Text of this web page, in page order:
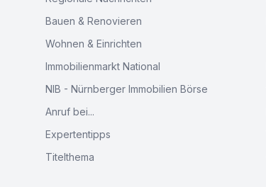
Bauen & Renovieren
Wohnen & Einrichten
Immobilienmarkt National
NIB - Nürnberger Immobilien Börse
Anruf bei...
Expertentipps
Titelthema